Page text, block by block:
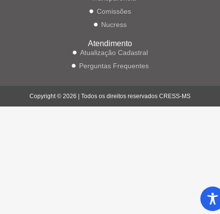
Comissões
Nucress
Atendimento
Atualização Cadastral
Perguntas Frequentes
Copyright © 2026 | Todos os direitos reservados CRESS-MS